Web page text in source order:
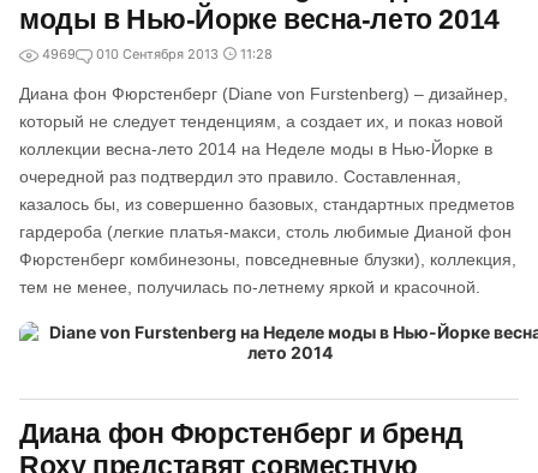
моды в Нью-Йорке весна-лето 2014
4969 010 Сентября 2013 11:28
Диана фон Фюрстенберг (Diane von Furstenberg) – дизайнер,
который не следует тенденциям, а создает их, и показ новой
коллекции весна-лето 2014 на Неделе моды в Нью-Йорке в
очередной раз подтвердил это правило. Составленная,
казалось бы, из совершенно базовых, стандартных предметов
гардероба (легкие платья-макси, столь любимые Дианой фон
Фюрстенберг комбинезоны, повседневные блузки), коллекция,
тем не менее, получилась по-летнему яркой и красочной.
Диана фон Фюрстенберг и бренд
Roxy представят совместную